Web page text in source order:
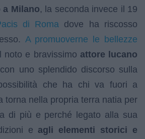
a Milano, la seconda invece il 19
di Roma dove ha riscosso
A promuoverne le bellezze
noto e bravissimo attore lucano
uno splendido discorso sulla
che ha chi va fuori a
torna nella propria terra natia per
di più e perché legato alla sua
e agli elementi storici e